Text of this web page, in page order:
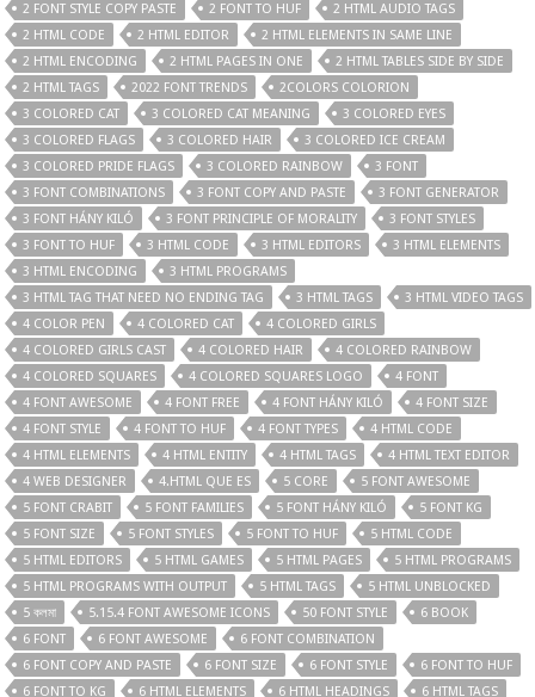
2 FONT STYLE COPY PASTE
2 FONT TO HUF
2 HTML AUDIO TAGS
2 HTML CODE
2 HTML EDITOR
2 HTML ELEMENTS IN SAME LINE
2 HTML ENCODING
2 HTML PAGES IN ONE
2 HTML TABLES SIDE BY SIDE
2 HTML TAGS
2022 FONT TRENDS
2COLORS COLORION
3 COLORED CAT
3 COLORED CAT MEANING
3 COLORED EYES
3 COLORED FLAGS
3 COLORED HAIR
3 COLORED ICE CREAM
3 COLORED PRIDE FLAGS
3 COLORED RAINBOW
3 FONT
3 FONT COMBINATIONS
3 FONT COPY AND PASTE
3 FONT GENERATOR
3 FONT HÁNY KILÓ
3 FONT PRINCIPLE OF MORALITY
3 FONT STYLES
3 FONT TO HUF
3 HTML CODE 3 HTML EDITORS
3 HTML ELEMENTS
3 HTML ENCODING
3 HTML PROGRAMS
3 HTML TAG THAT NEED NO ENDING TAG
3 HTML TAGS
3 HTML VIDEO TAGS
4 COLOR PEN
4 COLORED CAT
4 COLORED GIRLS
4 COLORED GIRLS CAST
4 COLORED HAIR
4 COLORED RAINBOW
4 COLORED SQUARES
4 COLORED SQUARES LOGO
4 FONT
4 FONT AWESOME
4 FONT FREE 4 FONT HÁNY KILÓ
4 FONT SIZE
4 FONT STYLE
4 FONT TO HUF 4 FONT TYPES
4 HTML CODE
4 HTML ELEMENTS
4 HTML ENTITY 4 HTML TAGS
4 HTML TEXT EDITOR
4 WEB DESIGNER
4.HTML QUE ES 5 CORE
5 FONT AWESOME
5 FONT CRABIT
5 FONT FAMILIES 5 FONT HÁNY KILÓ
5 FONT KG
5 FONT SIZE
5 FONT STYLES 5 FONT TO HUF
5 HTML CODE
5 HTML EDITORS
5 HTML GAMES 5 HTML PAGES
5 HTML PROGRAMS
5 HTML PROGRAMS WITH OUTPUT
5 HTML TAGS
5 HTML UNBLOCKED
5 কলমা
5.15.4 FONT AWESOME ICONS 50 FONT STYLE
6 BOOK
6 FONT
6 FONT AWESOME
6 FONT COMBINATION
6 FONT COPY AND PASTE
6 FONT SIZE 6 FONT STYLE
6 FONT TO HUF
6 FONT TO KG
6 HTML ELEMENTS 6 HTML HEADINGS 6 HTML TAGS